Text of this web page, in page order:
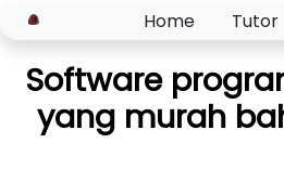
Home Tutor
Software
yang murah